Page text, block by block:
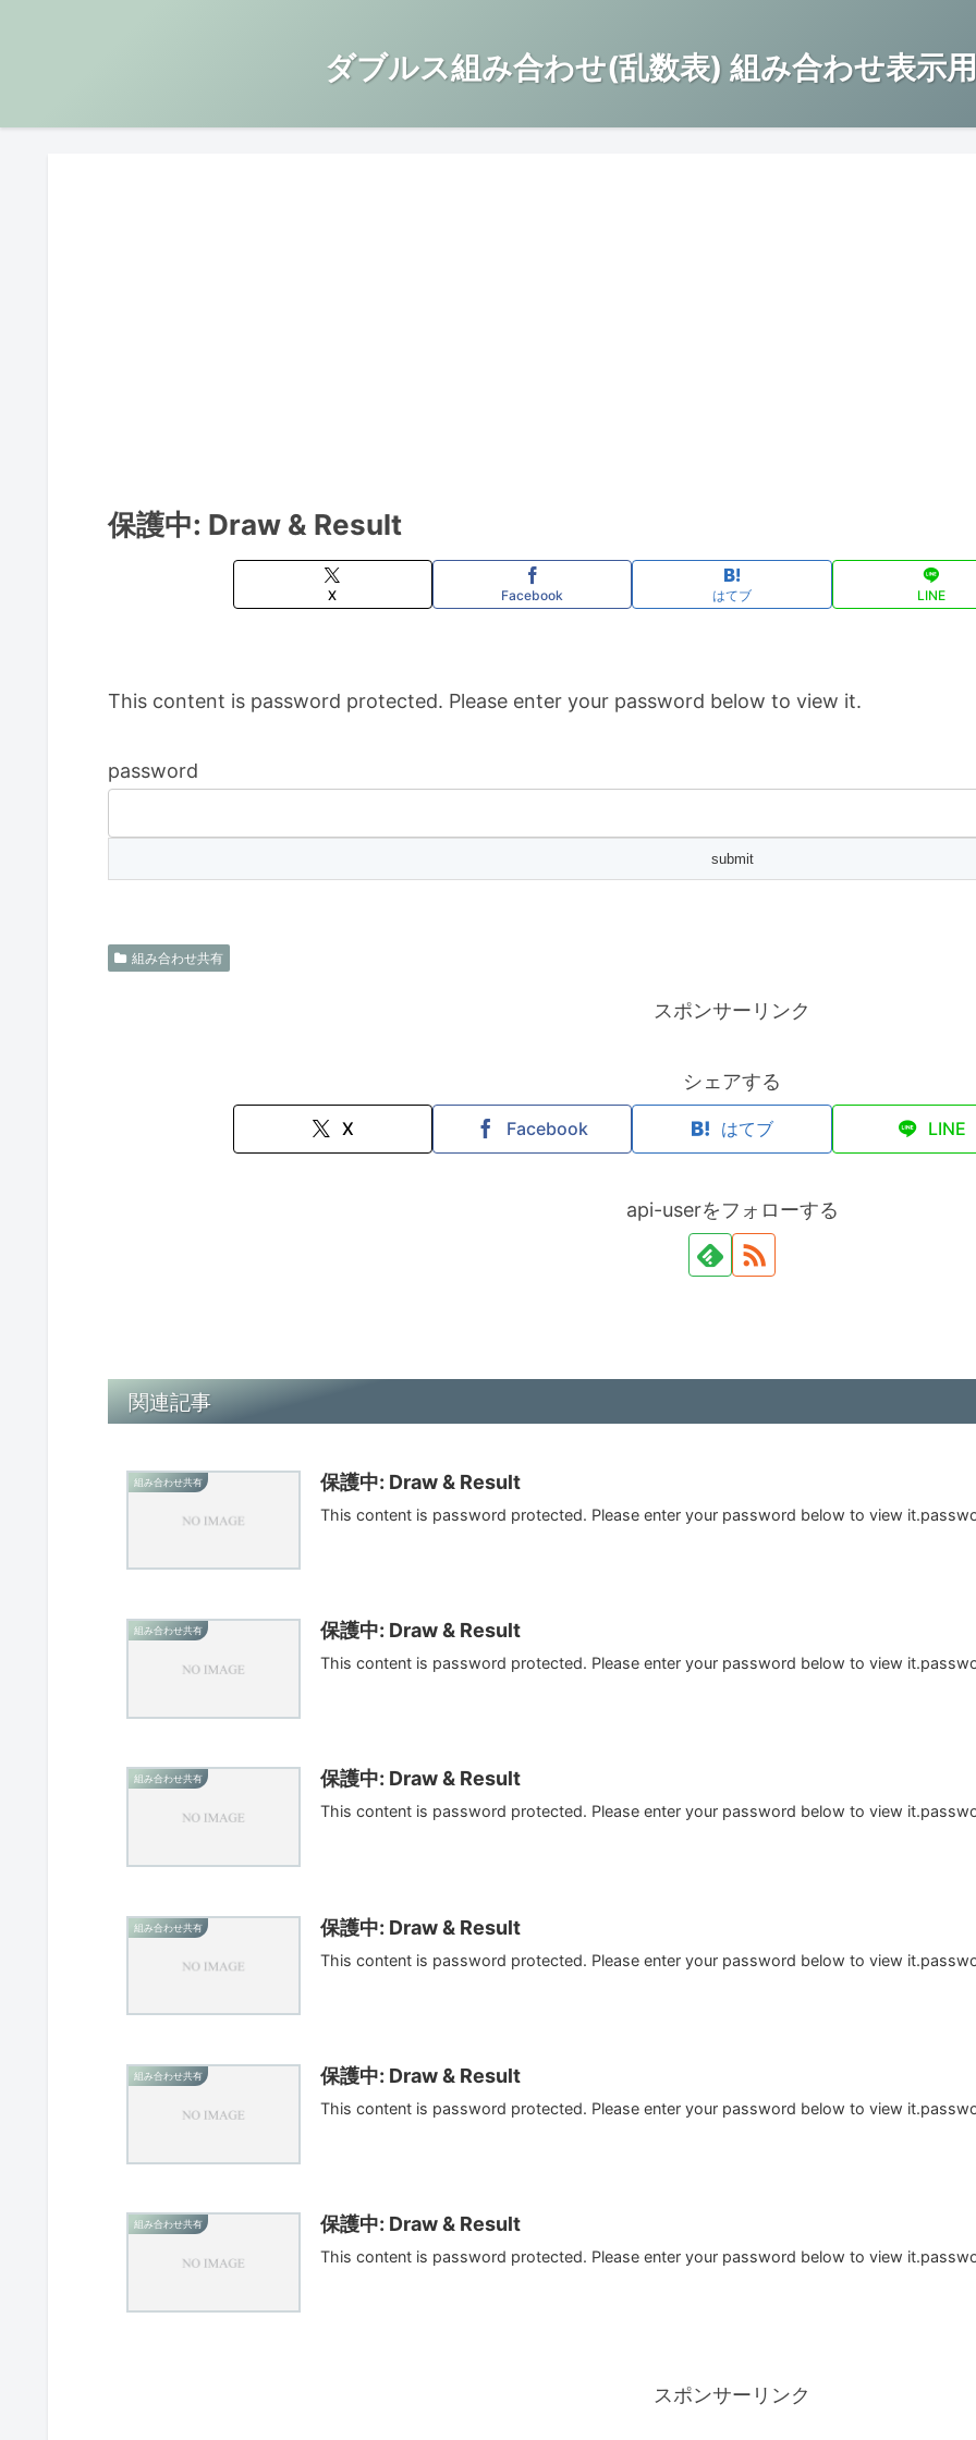
ダブルス組み合わせ(乱数表) 組み合わせ表示
保護中: Draw & Result
X Facebook はてブ LINE
This content is password protected. Please enter your password below to view it.
password
組み合わせ共有
スポンサーリンク
シェアする
X Facebook はてブ LINE
api-userをフォローする
関連記事
組み合わせ共有 保護中: Draw & Result
This content is password protected. Please enter your password below to view
組み合わせ共有 保護中: Draw & Result
This content is password protected. Please enter your password below to view
組み合わせ共有 保護中: Draw & Result
This content is password protected. Please enter your password below to view
組み合わせ共有 保護中: Draw & Result
This content is password protected. Please enter your password below to view
組み合わせ共有 保護中: Draw & Result
This content is password protected. Please enter your password below to view
組み合わせ共有 保護中: Draw & Result
This content is password protected. Please enter your password below to view
スポンサーリンク